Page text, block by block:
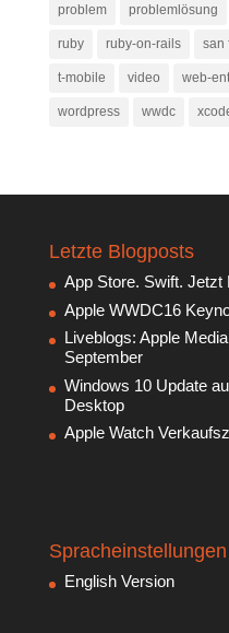
problem problemlösung
ruby ruby-on-rails san
t-mobile video web-
wordpress wwdc
Letzte Blogposts
App Store. Swift. Jetzt
Apple WWDC16
Liveblogs: Apple
September
Windows 10 Update
Desktop
Apple Watch
Spracheinstellungen
English Version